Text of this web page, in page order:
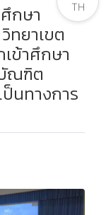
กษา
ทยาเขต
ข้าศึกษา
ณฑิต
นทางการ
TH